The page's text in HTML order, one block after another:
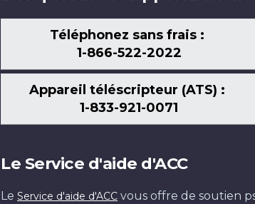
Téléphonez sans frais :
1-866-522-2022
Appareil téléscripteur (ATS) :
1-833-921-0071
Le Service d'aide d'ACC
Le Service d'aide d'ACC vous offre de soutien